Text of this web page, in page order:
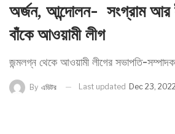
অর্জন, আন্দোলন- সংগ্রাম আর
বাঁকে আওয়ামী লীগ
জন্মলগ্ন থেকে আওয়ামী লীগের সভাপতি-সম্পাদক
By এডিটর Last updated Dec 23, 2022